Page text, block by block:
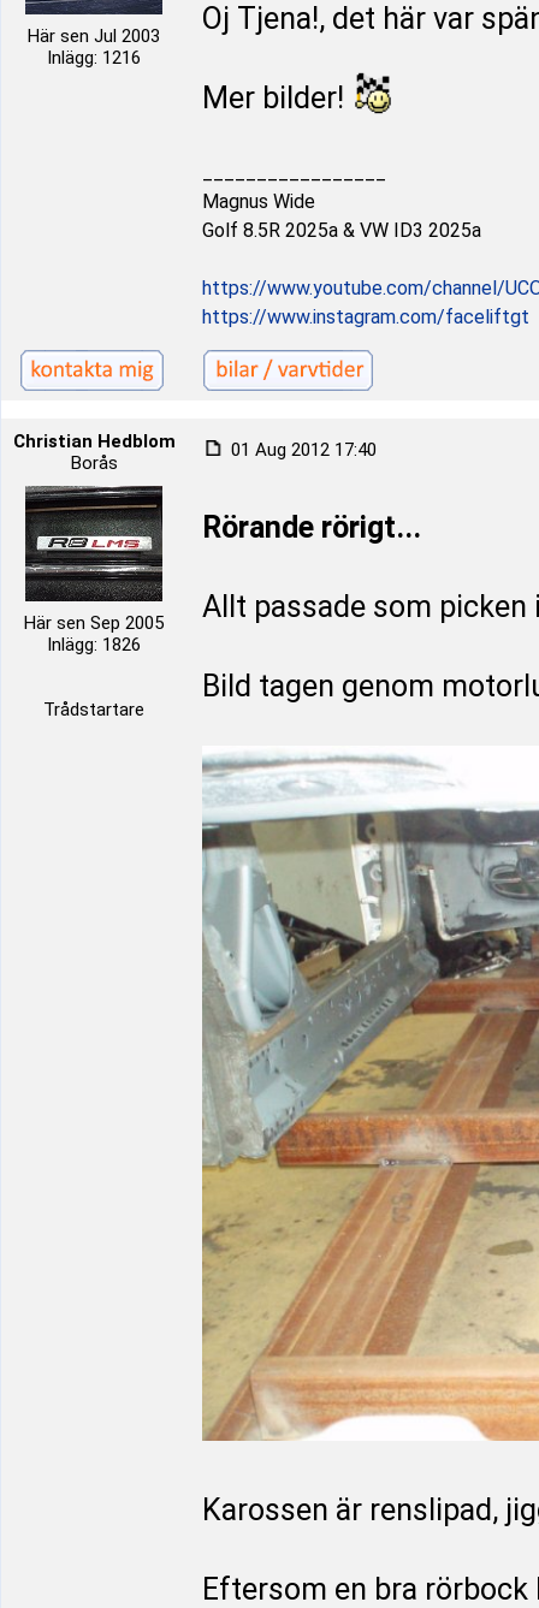
Här sen Jul 2003
Inlägg: 1216
Oj Tjena!, det här var
Mer bilder!
Magnus Wide
Golf 8.5R 2025a & VW ID3 2025a
https://www.youtube.com/channel/
https://www.instagram.com/faceliftgt
Christian Hedblom
Borås
Här sen Sep 2005
Inlägg: 1826
Trådstartare
01 Aug 2012 17:40
Rörande rörigt...
Allt passade som
Bild tagen genom
Karossen är renslipad,
Eftersom en bra